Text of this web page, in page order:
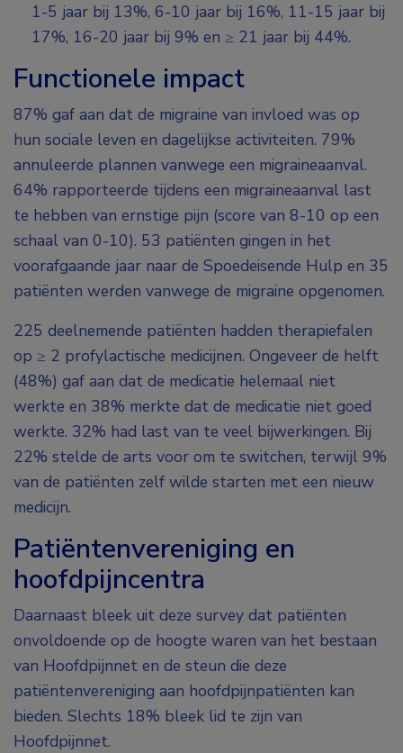
1-5 jaar bij 13%, 6-10 jaar bij 16%, 11-15 jaar bij
17%, 16-20 jaar bij 9% en ≥ 21 jaar bij 44%.
Functionele impact
87% gaf aan dat de migraine van invloed was op
hun sociale leven en dagelijkse activiteiten. 79%
annuleerde plannen vanwege een migraineaanval.
64% rapporteerde tijdens een migraineaanval last
te hebben van ernstige pijn (score van 8-10 op een
schaal van 0-10). 53 patiënten gingen in het
voorafgaande jaar naar de Spoedeisende Hulp en 35
patiënten werden vanwege de migraine opgenomen.
225 deelnemende patiënten hadden therapiefalen
op ≥ 2 profylactische medicijnen. Ongeveer de helft
(48%) gaf aan dat de medicatie helemaal niet
werkte en 38% merkte dat de medicatie niet goed
werkte. 32% had last van te veel bijwerkingen. Bij
22% stelde de arts voor om te switchen, terwijl 9%
van de patiënten zelf wilde starten met een nieuw
medicijn.
Patiëntenvereniging en
hoofdpijncentra
Daarnaast bleek uit deze survey dat patiënten
onvoldoende op de hoogte waren van het bestaan
van Hoofdpijnnet en de steun die deze
patiëntenvereniging aan hoofdpijnpatiënten kan
bieden. Slechts 18% bleek lid te zijn van
Hoofdpijnnet.